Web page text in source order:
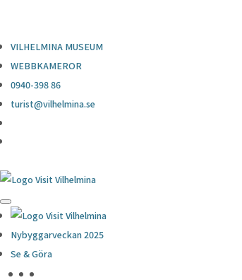
VILHELMINA MUSEUM
WEBBKAMEROR
0940-398 86
turist@vilhelmina.se
Nybyggarveckan 2025
Se & Göra